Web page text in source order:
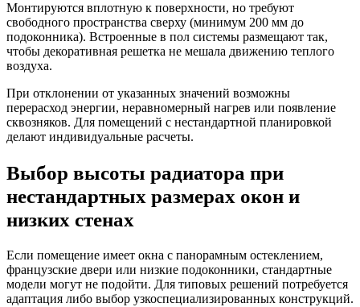
Монтируются вплотную к поверхности, но требуют
свободного пространства сверху (минимум 200 мм до
подоконника). Встроенные в пол системы размещают так,
чтобы декоративная решетка не мешала движению теплого
воздуха.
При отклонении от указанных значений возможны
перерасход энергии, неравномерный нагрев или появление
сквозняков. Для помещений с нестандартной планировкой
делают индивидуальные расчеты.
Выбор высоты радиатора при
нестандартных размерах окон и
низких стенах
Если помещение имеет окна с панорамным остеклением,
французские двери или низкие подоконники, стандартные
модели могут не подойти. Для типовых решений потребуется
адаптация либо выбор узкоспециализированных конструкций.